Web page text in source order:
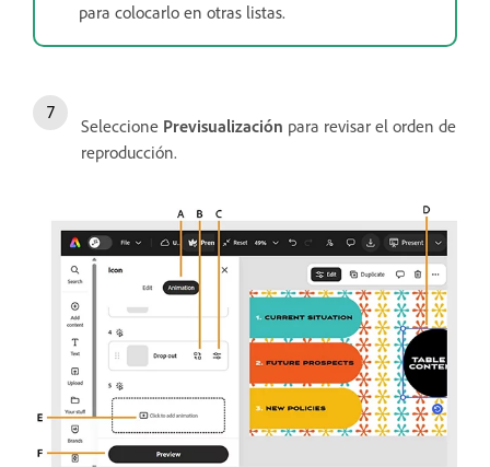
para colocarlo en otras listas.
Seleccione Previsualización para revisar el orden de
reproducción.